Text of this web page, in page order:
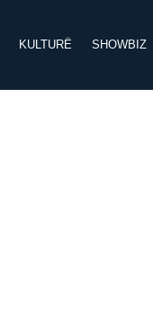
KULTURË SHOWBIZ